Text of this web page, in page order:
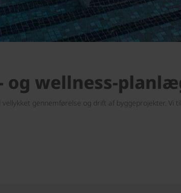
og wellness-
gennemførelse og drift af byggeprojekter.